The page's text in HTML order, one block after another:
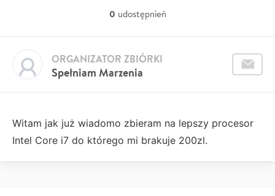
0 udostępnień
Spełniam Marzenia
ORGANIZATOR ZBIÓRKI
Witam jak już wiadomo zbieram na lepszy procesor
Intel Core i7 do którego mi brakuje 200zl.